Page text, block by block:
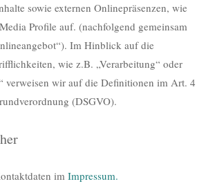
sowie externen Onlinepräsenzen, wie
Profile auf. (nachfolgend gemeinsam
Im Hinblick auf die
wie z.B. „Verarbeitung“ oder
verweisen wir auf die Definitionen im Art. 4
(DSGVO).
im Impressum.